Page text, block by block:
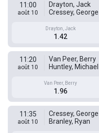
11:00
août 10
Drayton, Jack
Cressey, George
Drayton, Jack
1.42
11:20
août 10
Van Peer, Berry
Huntley, Michael
Van Peer, Berry
1.96
11:35
août 10
Cressey, George
Branley, Ryan